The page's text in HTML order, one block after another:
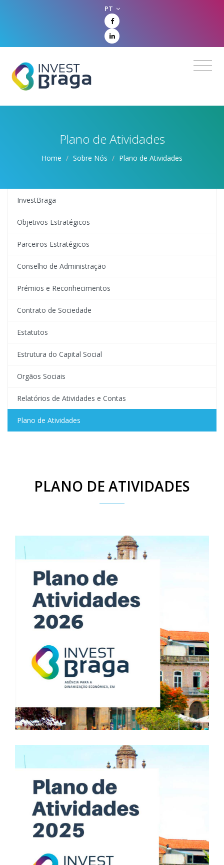
PT
Plano de Atividades
Home / Sobre Nós / Plano de Atividades
InvestBraga
Objetivos Estratégicos
Parceiros Estratégicos
Conselho de Administração
Prémios e Reconhecimentos
Contrato de Sociedade
Estatutos
Estrutura do Capital Social
Orgãos Sociais
Relatórios de Atividades e Contas
Plano de Atividades
PLANO DE ATIVIDADES